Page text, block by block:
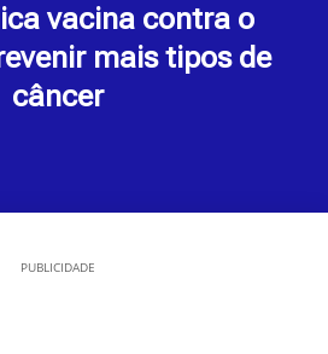
vacina contra o
mais tipos de
câncer
PUBLICIDADE